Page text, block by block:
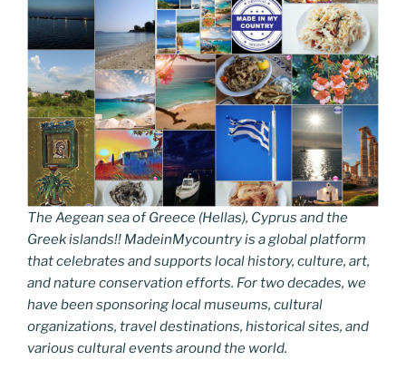
The Aegean sea of Greece (Hellas), Cyprus and the
Greek islands!! MadeinMycountry is a global platform
that celebrates and supports local history, culture, art,
and nature conservation efforts. For two decades, we
have been sponsoring local museums, cultural
organizations, travel destinations, historical sites, and
various cultural events around the world.